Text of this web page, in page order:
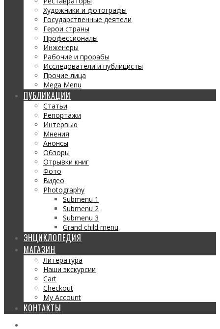
Художники и фотографы
Государственные деятели
Герои страны
Профессионалы
Инженеры
Рабочие и прорабы
Исследователи и публицисты
Прочие лица
Mega Menu
ПУБЛИКАЦИИ
Статьи
Репортажи
Интервью
Мнения
Анонсы
Обзоры
Отрывки книг
Фото
Видео
Photography
Submenu 1
Submenu 2
Submenu 3
Grand child menu
ЭНЦИКЛОПЕДИЯ
МАГАЗИН
Литература
Наши экскурсии
Cart
Checkout
My Account
КОНТАКТЫ